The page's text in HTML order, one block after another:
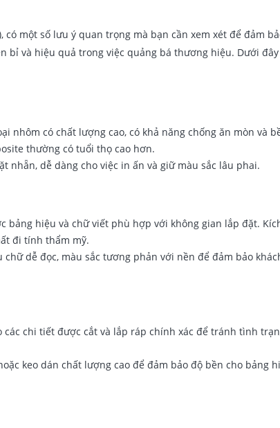
có một số lưu ý quan trọng mà bạn cần xem xét để đảm
bỉ và hiệu quả trong việc quảng bá thương hiệu. Dưới
nhôm có chất lượng cao, có khả năng chống ăn mòn và
thường có tuổi thọ cao hơn.
nhẵn, dễ dàng cho việc in ấn và giữ màu sắc lâu phai.
bảng hiệu và chữ viết phù hợp với không gian lắp đặt.
đi tính thẩm mỹ.
chữ dễ đọc, màu sắc tương phản với nền để đảm bảo
các chi tiết được cắt và lắp ráp chính xác để tránh tình
keo dán chất lượng cao để đảm bảo độ bền cho bảng